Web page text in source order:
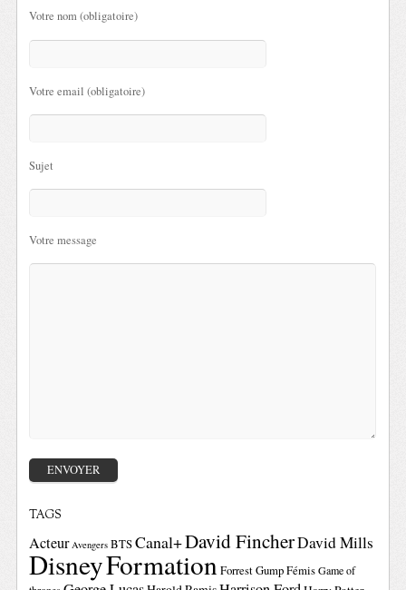
Votre nom (obligatoire)
Votre email (obligatoire)
Sujet
Votre message
TAGS
Acteur Avengers BTSCanal+David FincherDavid Mills
DisneyFormationForrest GumpFémis Game of